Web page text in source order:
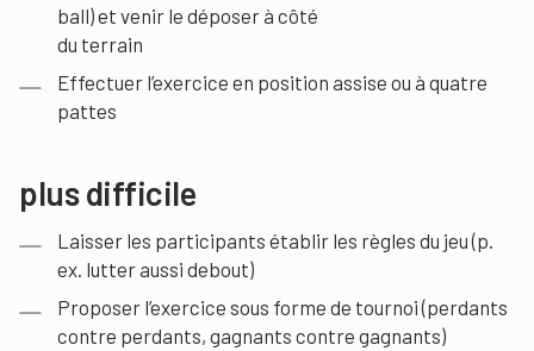
ball) et venir le déposer à côté
du terrain
Effectuer l’exercice en position assise ou à quatre
pattes
plus difficile
Laisser les participants établir les règles du jeu (p.
ex. lutter aussi debout)
Proposer l’exercice sous forme de tournoi (perdants
contre perdants, gagnants contre gagnants)